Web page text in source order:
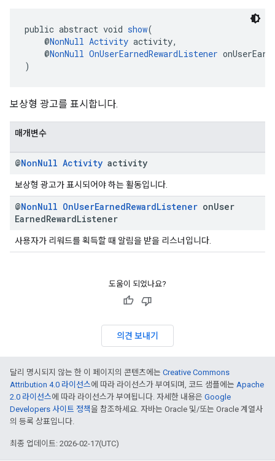
public abstract void show(
@NonNull Activity activity,
@NonNull OnUserEarnedRewardListener
)
보상형 광고를 표시합니다.
매개변수
@NonNull Activity activity
보상형 광고가 표시되어야 하는 활동입니다.
@NonNull OnUserEarnedRewardListener onUser
EarnedRewardListener
사용자가 리워드를 획득할 때 알림을 받을 리스너입니다.
도움이 되었나요?
의견 보내기
달리 명시되지 않는 한 이 페이지의 콘텐츠에는 Creative Commons
Attribution 4.0 라이선스에 따라 라이선스가 부여되며, 코드 샘플에는 Apache
2.0 라이선스에 따라 라이선스가 부여됩니다. 자세한 내용은 Google
Developers 사이트 정책을 참조하세요. 자바는 Oracle 및/또는 Oracle 계열사
의 등록 상표입니다.
최종 업데이트: 2026-02-17(UTC)